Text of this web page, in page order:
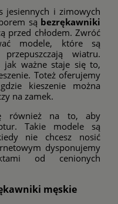
jesiennych i zimowych
są bezrękawniki
przed chłodem. Zwróć
modele, które są
wiatru.
jak ważne staje się to,
Toteż oferujemy
kieszenie można
na zamek.
również na to, aby
Takie modele są
nie chcesz nosić
dysponujemy
od cenionych
męskie